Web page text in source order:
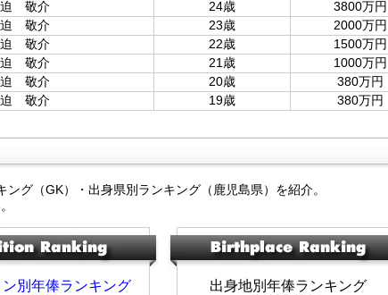
迫 敬介 24歳
3800万円
迫 敬介 23歳
2000万円
迫 敬介 22歳
1500万円
迫 敬介 21歳
1000万円
迫 敬介 20歳
380万円
迫 敬介 19歳 380万円
グ（GK）・出身県別ランキング（鹿児島県）を紹介。
別年俸ランキング
出身地別年俸ランキング